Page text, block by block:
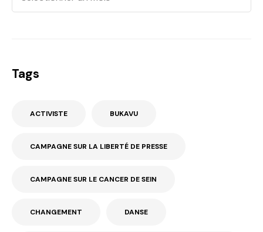
Tags
ACTIVISTE BUKAVU
CAMPAGNE SUR LA LIBERTÉ DE PRESSE
CAMPAGNE SUR LE CANCER DE SEIN
CHANGEMENT DANSE